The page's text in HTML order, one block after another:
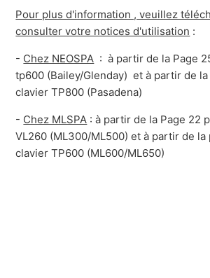
Pour plus d'information , veuillez
consulter votre notices d'utilisation :
- Chez NEOSPA : à partir de la Page
tp600 (Bailey/Glenday) età partir de
clavier TP800 (Pasadena)
- Chez MLSPA : à partir de la Page 22
VL260 (ML300/ML500) et à partir de
clavier TP600 (ML600/ML650)